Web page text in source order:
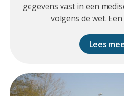
gegevens vast in een
volgens de wet. Een
Lees